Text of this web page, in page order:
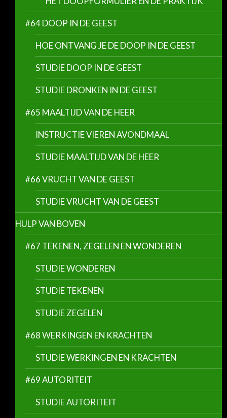
#64 DOOP IN DE GEEST
HOE ONTVANG JE DE DOOP IN DE GEEST
STUDIE DOOP IN DE GEEST
STUDIE DRONKEN IN DE GEEST
#65 MAALTIJD VAN DE HEER
INSTRUCTIE VIEREN AVONDMAAL
STUDIE MAALTIJD VAN DE HEER
#66 VRUCHT VAN DE GEEST
STUDIE VRUCHT VAN DE GEEST
HULP VAN BOVEN
#67 TEKENEN, ZEGELEN EN WONDEREN
STUDIE WONDEREN
STUDIE TEKENEN
STUDIE ZEGELEN
#68 WERKINGEN EN KRACHTEN
STUDIE WERKINGEN EN KRACHTEN
#69 AUTORITEIT
STUDIE AUTORITEIT